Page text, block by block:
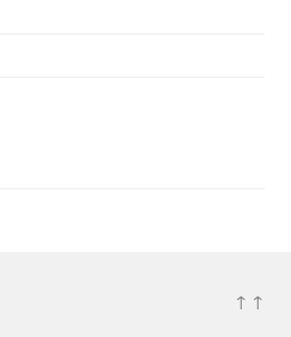
↑ ↑